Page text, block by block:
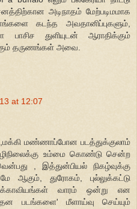
அடிநாதம் மேற்படிமமாக
கடந்த அவதானிப்புகளும்,
துளியுடன் ஆராதிக்கும்
தருணங்கள் அவை.
at 12:07
,மக்கி மண்ணாப்போன படத்துக்குலாம்
உம்மை கொண்டு சென்ற
, இத்துன்பியல் நிகழ்வுக்கு
ஆகும், துரோகம், புல்லுக்கட்டு
வாரம் ஒன்று என
படங்களை' மீளாய்வு செய்யும்